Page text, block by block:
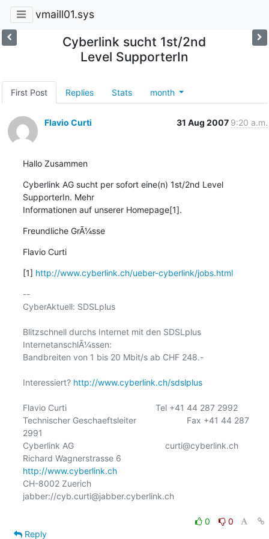
vmaill01.sys
Cyberlink sucht 1st/2nd
Level SupporterIn
First Post Replies Stats month
Flavio Curti 31 Aug 2007 9:20 a.m.
Hallo Zusammen
Cyberlink AG sucht per sofort eine(n) 1st/2nd Level
SupporterIn. Mehr
Informationen auf unserer Homepage[1].
Freundliche GrÃ¼sse
Flavio Curti
[1] http://www.cyberlink.ch/ueber-cyberlink/jobs.html
--
CyberAktuell: SDSLplus
Blitzschnell durchs Internet mit den SDSLplus
InternetanschlÃ¼ssen:
Bandbreiten von 1 bis 20 Mbit/s ab CHF 248.-
Interessiert? http://www.cyberlink.ch/sdslplus
Flavio Curti                                     Tel +41 44 287 2992
Technischer Geschaeftsleiter                     Fax +41 44 287
2991
Cyberlink AG                                      curti@cyberlink.ch
http://www.cyberlink.ch
CH-8002 Zuerich
jabber://cyb.curti@jabber.cyberlink.ch
0
0
Reply